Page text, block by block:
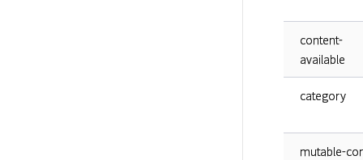
content-
available
category
mutable-